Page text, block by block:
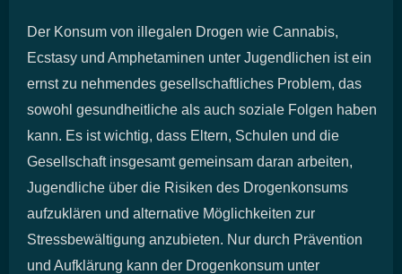
Der Konsum von illegalen Drogen wie Cannabis,
Ecstasy und Amphetaminen unter Jugendlichen ist ein
ernst zu nehmendes gesellschaftliches Problem, das
sowohl gesundheitliche als auch soziale Folgen haben
kann. Es ist wichtig, dass Eltern, Schulen und die
Gesellschaft insgesamt gemeinsam daran arbeiten,
Jugendliche über die Risiken des Drogenkonsums
aufzuklären und alternative Möglichkeiten zur
Stressbewältigung anzubieten. Nur durch Prävention
und Aufklärung kann der Drogenkonsum unter